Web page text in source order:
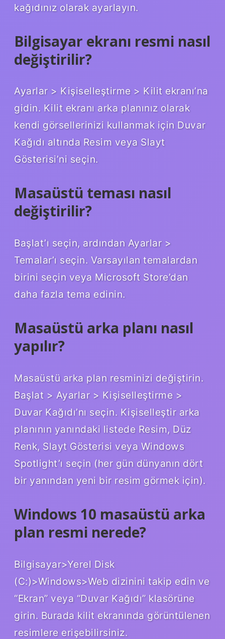
kağıdınız olarak ayarlayın.
Bilgisayar ekranı resmi nasıl
değiştirilir?
Ayarlar > Kişiselleştirme > Kilit ekranı’na
gidin. Kilit ekranı arka planınız olarak
kendi görsellerinizi kullanmak için Duvar
Kağıdı altında Resim veya Slayt
Gösterisi’ni seçin.
Masaüstü teması nasıl
değiştirilir?
Başlat’ı seçin, ardından Ayarlar >
Temalar’ı seçin. Varsayılan temalardan
birini seçin veya Microsoft Store’dan
daha fazla tema edinin.
Masaüstü arka planı nasıl
yapılır?
Masaüstü arka plan resminizi değiştirin.
Başlat > Ayarlar > Kişiselleştirme >
Duvar Kağıdı’nı seçin. Kişiselleştir arka
planının yanındaki listede Resim, Düz
Renk, Slayt Gösterisi veya Windows
Spotlight’ı seçin (her gün dünyanın dört
bir yanından yeni bir resim görmek için).
Windows 10 masaüstü arka
plan resmi nerede?
Bilgisayar>Yerel Disk
(C:)>Windows>Web dizinini takip edin ve
“Ekran” veya “Duvar Kağıdı” klasörüne
girin. Burada kilit ekranında görüntülenen
resimlere erişebilirsiniz.